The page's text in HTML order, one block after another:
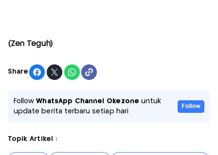
(Zen Teguh)
Share
FollowWhatsApp Channel Okezone untuk
update berita terbaru setiap hari
Follow
Topik Artikel :